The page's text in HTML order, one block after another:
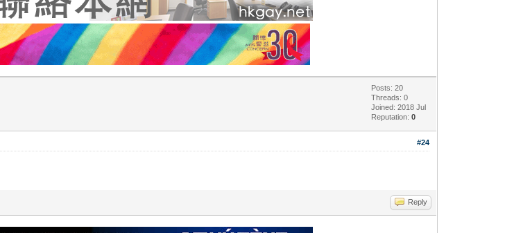
Posts: 20
Threads: 0
Joined: 2018 Jul
Reputation:0
#24
Reply